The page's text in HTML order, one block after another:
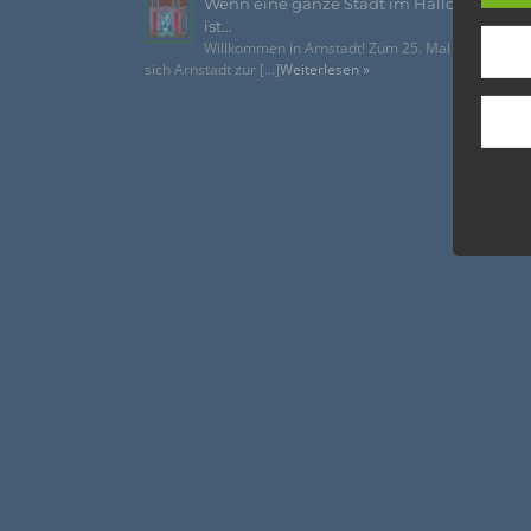
ist…
Willkommen in Arnstadt! Zum 25. Mal verwandelt
sich Arnstadt zur [...]Weiterlesen »
Die
auch